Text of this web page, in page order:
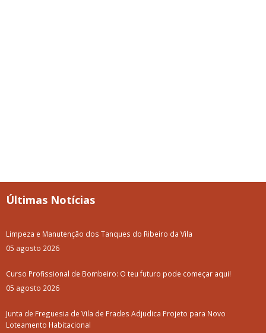
Últimas Notícias
Limpeza e Manutenção dos Tanques do Ribeiro da Vila
05 agosto 2026
Curso Profissional de Bombeiro: O teu futuro pode começar aqui!
05 agosto 2026
Junta de Freguesia de Vila de Frades Adjudica Projeto para Novo
Loteamento Habitacional